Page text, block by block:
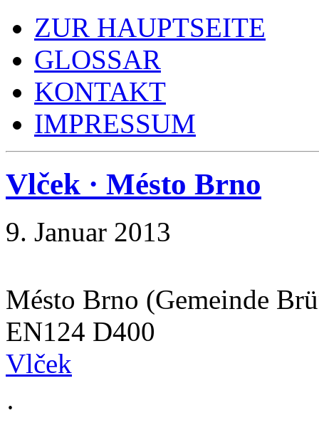
ZUR HAUPTSEITE
GLOSSAR
KONTAKT
IMPRESSUM
Vlček · Mésto Brno
9. Januar 2013
Mésto Brno (Gemeinde
EN124 D400
Vlček
·